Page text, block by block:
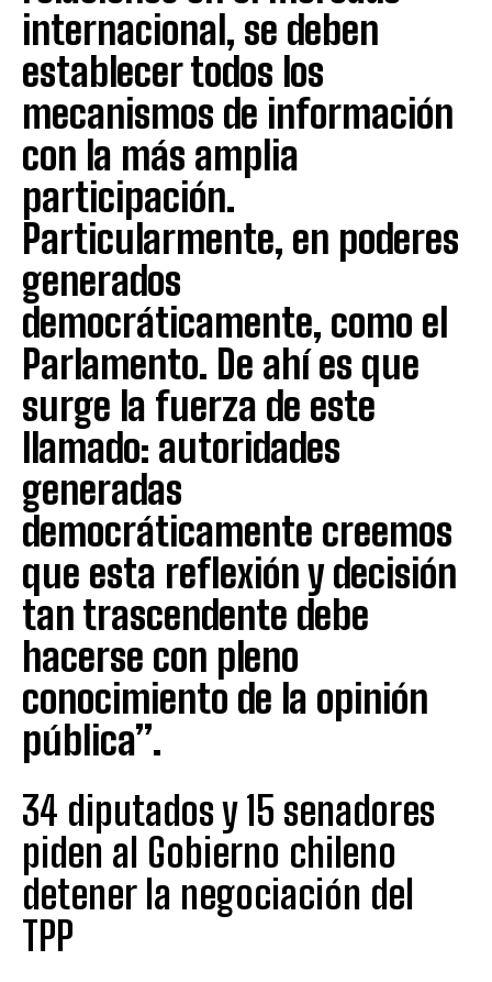
internacional, se deben
establecer todos los
mecanismos de información
con la más amplia
participación.
Particularmente, en poderes
generados
democráticamente, como el
Parlamento. De ahí es que
surge la fuerza de este
llamado: autoridades
generadas
democráticamente creemos
que esta reflexión y decisión
tan trascendente debe
hacerse con pleno
conocimiento de la opinión
pública”.
34 diputados y 15 senadores
piden al Gobierno chileno
detener la negociación del
TPP